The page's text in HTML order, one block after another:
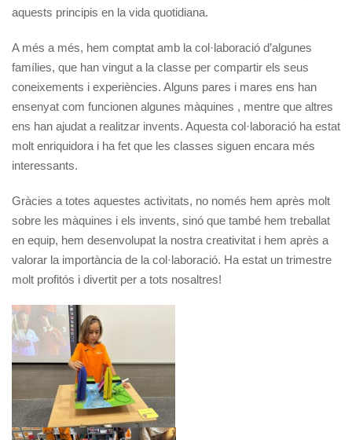
aquests principis en la vida quotidiana.
A més a més, hem comptat amb la col·laboració d’algunes
famílies, que han vingut a la classe per compartir els seus
coneixements i experiències. Alguns pares i mares ens han
ensenyat com funcionen algunes màquines , mentre que altres
ens han ajudat a realitzar invents. Aquesta col·laboració ha estat
molt enriquidora i ha fet que les classes siguen encara més
interessants.
Gràcies a totes aquestes activitats, no només hem après molt
sobre les màquines i els invents, sinó que també hem treballat
en equip, hem desenvolupat la nostra creativitat i hem après a
valorar la importància de la col·laboració. Ha estat un trimestre
molt profitós i divertit per a tots nosaltres!